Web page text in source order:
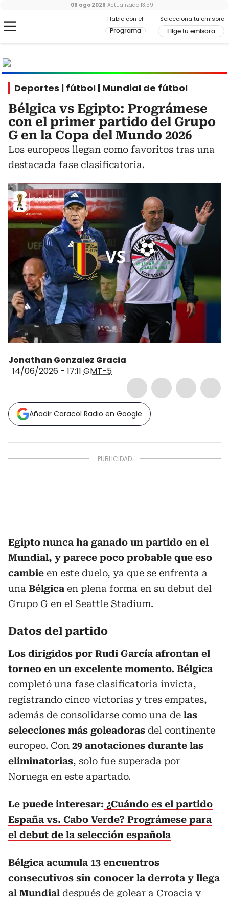
Hable con el
Programa
Selecciona tu emisora
Elige tu emisora
06 ago 2026 Actualizado 13:59
Deportes | fútbol | Mundial de fútbol
Bélgica vs Egipto: Prográmese
con el primer partido del Grupo
G en la Copa del Mundo 2026
Los europeos llegan como favoritos tras una
destacada fase clasificatoria.
Jonathan Gonzalez Gracia
14/06/2026 - 17:11 GMT-5
Añadir Caracol Radio en Google
Egipto nunca ha ganado un partido en el
Mundial, y parece poco probable que eso
cambie en este duelo, ya que se enfrenta a
una Bélgica en plena forma en su debut del
Grupo G en el Seattle Stadium.
Datos del partido
Los dirigidos por Rudi García afrontan el
torneo en un excelente momento. Bélgica
completó una fase clasificatoria invicta,
registrando cinco victorias y tres empates,
además de consolidarse como una de las
selecciones más goleadoras del continente
europeo. Con 29 anotaciones durante las
eliminatorias, solo fue superada por
Noruega en este apartado.
Le puede interesar: ¿Cuándo es el partido
España vs. Cabo Verde? Prográmese para
el debut de la selección española
Bélgica acumula 13 encuentros
consecutivos sin conocer la derrota y llega
al Mundial después de golear a Croacia y